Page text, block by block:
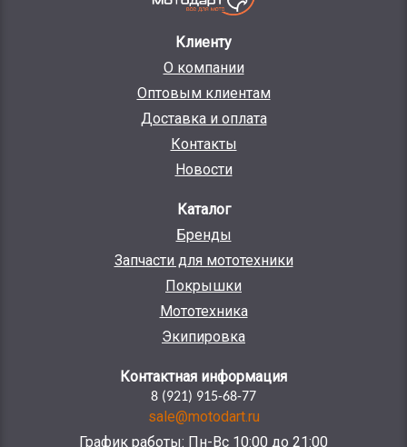
Клиенту
О компании
Оптовым клиентам
Доставка и оплата
Контакты
Новости
Каталог
Бренды
Запчасти для мототехники
Покрышки
Мототехника
Экипировка
Контактная информация
8 (921) 915-68-77
sale@motodart.ru
График работы: Пн-Вс 10:00 до 21:00